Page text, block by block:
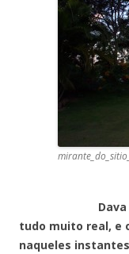
Dava pena,
tudo muito real, e
naqueles